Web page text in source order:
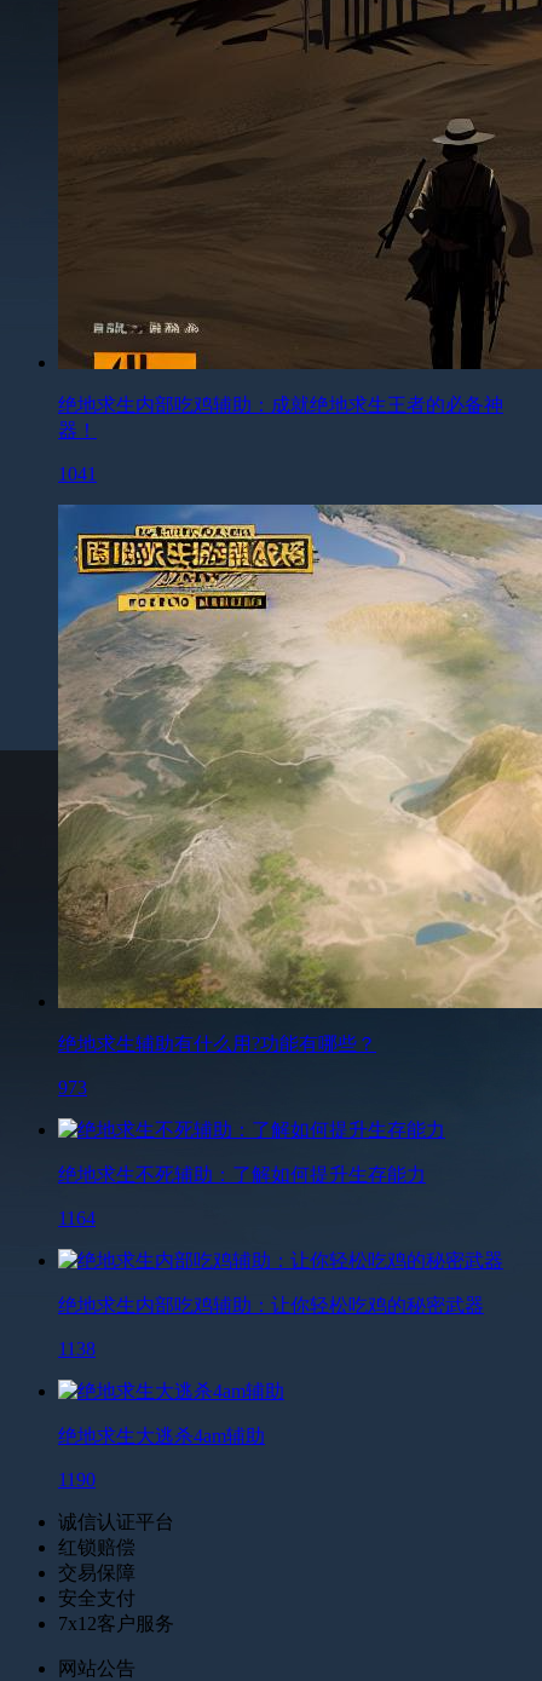
绝地求生内部吃鸡辅助：成就绝地求生王者的必备神
器！
1041
绝地求生辅助有什么用?功能有哪些？
973
绝地求生不死辅助：了解如何提升生存能力
1164
绝地求生内部吃鸡辅助：让你轻松吃鸡的秘密武器
1138
绝地求生大逃杀4am辅助
1190
诚信认证平台
红锁赔偿
交易保障
安全支付
7x12客户服务
网站公告